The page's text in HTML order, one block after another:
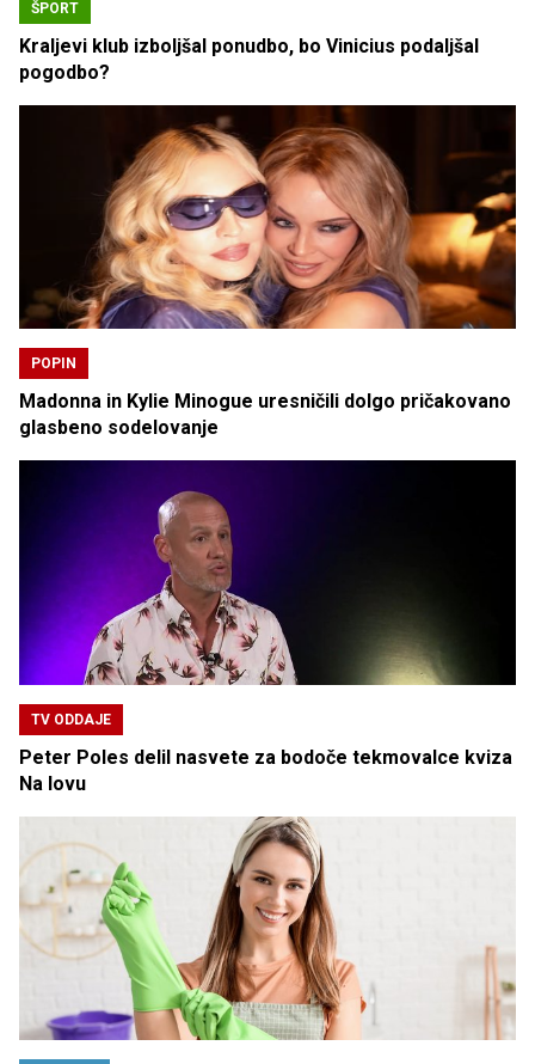
ŠPORT
Kraljevi klub izboljšal ponudbo, bo Vinicius podaljšal
pogodbo?
POPIN
Madonna in Kylie Minogue uresničili dolgo pričakovano
glasbeno sodelovanje
TV ODDAJE
Peter Poles delil nasvete za bodoče tekmovalce kviza
Na lovu